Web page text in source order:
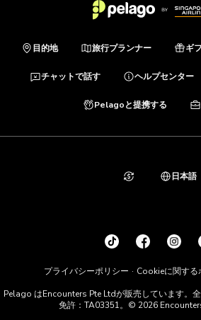
目的地 旅行プランナー ギ
チャットで話す ヘルプセンター
Pelagoと提携する
Pelago はEncounters Pte Ltdが販売しています。
免許：TA03351。© 2026
プライバシーポリシー Cookieに関する
日本語